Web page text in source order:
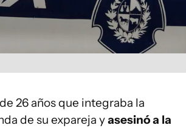
26 años que integraba la
de su expareja yasesinó a la